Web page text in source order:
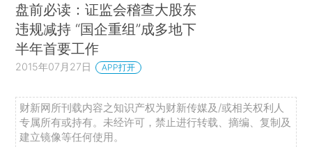
盘前必读：证监会稽查大股东
违规减持 “国企重组”成多地下
半年首要工作
2015年07月27日 APP打开
财新网所刊载内容之知识产权为财新传媒及/或相关权利人
专属所有或持有。未经许可，禁止进行转载、摘编、复制及
建立镜像等任何使用。